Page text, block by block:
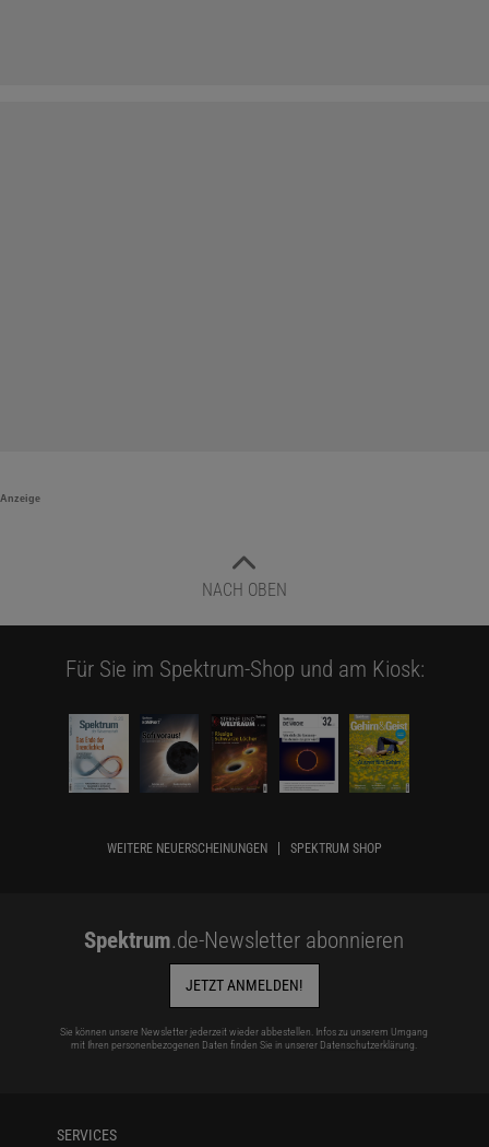
Anzeige
NACH OBEN
Für Sie im Spektrum-Shop und am Kiosk:
WEITERE NEUERSCHEINUNGEN SPEKTRUM SHOP
Spektrum.de-Newsletter abonnieren
JETZT ANMELDEN!
Sie können unsere Newsletter jederzeit wieder abbestellen. Infos zu unserem Umgang
mit Ihren personenbezogenen Daten finden Sie in unserer Datenschutzerklärung
SERVICES